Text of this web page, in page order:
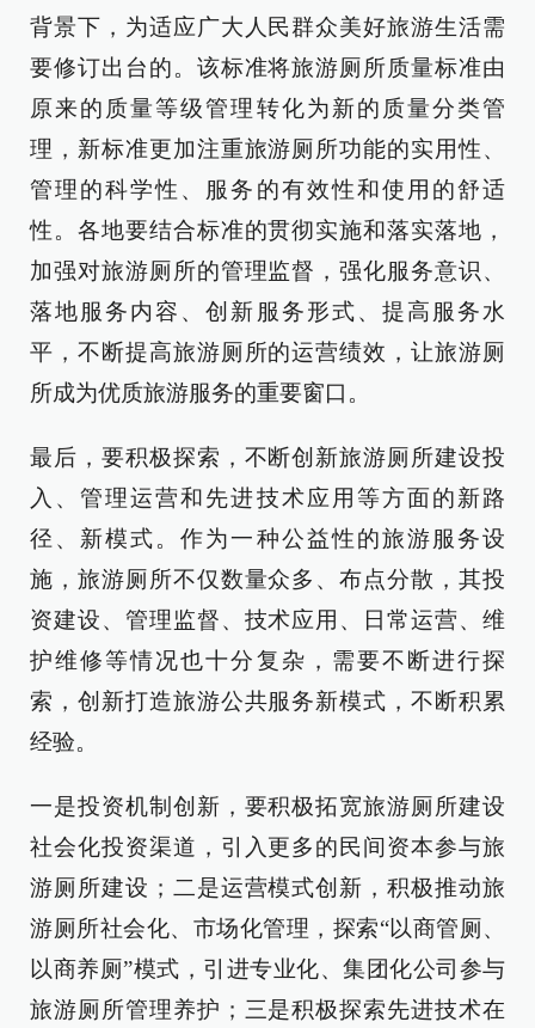
背景下，为适应广大人民群众美好旅游生活需
要修订出台的。该标准将旅游厕所质量标准由
原来的质量等级管理转化为新的质量分类管
理，新标准更加注重旅游厕所功能的实用性、
管理的科学性、服务的有效性和使用的舒适
性。各地要结合标准的贯彻实施和落实落地，
加强对旅游厕所的管理监督，强化服务意识、
落地服务内容、创新服务形式、提高服务水
平，不断提高旅游厕所的运营绩效，让旅游厕
所成为优质旅游服务的重要窗口。
最后，要积极探索，不断创新旅游厕所建设投
入、管理运营和先进技术应用等方面的新路
径、新模式。作为一种公益性的旅游服务设
施，旅游厕所不仅数量众多、布点分散，其投
资建设、管理监督、技术应用、日常运营、维
护维修等情况也十分复杂，需要不断进行探
索，创新打造旅游公共服务新模式，不断积累
经验。
一是投资机制创新，要积极拓宽旅游厕所建设
社会化投资渠道，引入更多的民间资本参与旅
游厕所建设；二是运营模式创新，积极推动旅
游厕所社会化、市场化管理，探索“以商管厕、
以商养厕”模式，引进专业化、集团化公司参与
旅游厕所管理养护；三是积极探索先进技术在